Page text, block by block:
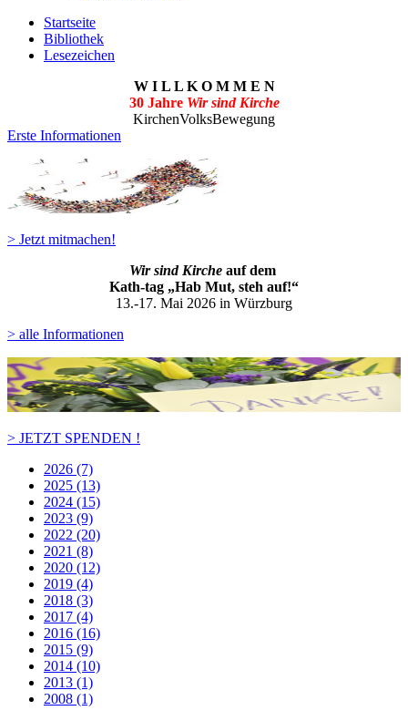
Startseite
Bibliothek
Lesezeichen
W I L L K O M M E N
30 Jahre Wir sind Kirche
KirchenVolksBewegung
Erste Informationen
> Jetzt mitmachen!
Wir sind Kirche auf dem
Kath-tag „Hab Mut, steh auf!“
13.-17. Mai 2026 in Würzburg
> alle Informationen
> JETZT SPENDEN !
2026 (7)
2025 (13)
2024 (15)
2023 (9)
2022 (20)
2021 (8)
2020 (12)
2019 (4)
2018 (3)
2017 (4)
2016 (16)
2015 (9)
2014 (10)
2013 (1)
2008 (1)